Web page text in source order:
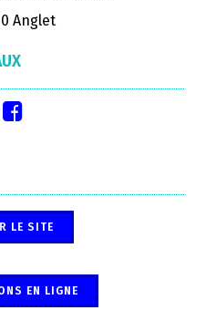
Anglet
LE SITE
EN LIGNE